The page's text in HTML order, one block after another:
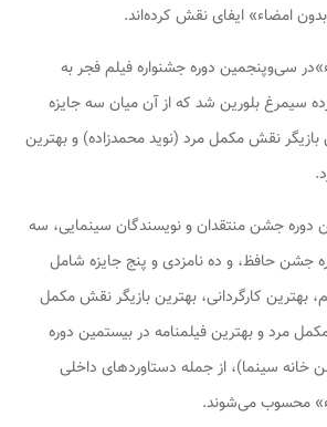
امضاء» ایفای نقش کرده‌اند.
سی‌وپنجمین دوره جشنواره فیلم فجر به
سیمرغ بلورین شد که از آن میان سه جایزه
بازیگر نقش مکمل مرد (نوید محمدزاده) و بهترین
جشن منتقدان و نویسندگان سینمایی، سه
جشن حافظ، و ده نامزدی و پنج جایزه شامل
بهترین کارگردانی، بهترین بازیگر نقش مکمل
مرد و بهترین فیلمنامه در بیستمین دوره
سینما)، از جمله دستاوردهای داخلی
محسوب می‌شوند.